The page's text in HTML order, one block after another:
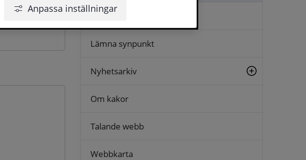
Anpassa inställningar
Logga in
Lämna synpunkt
Nyhetsarkiv
Om kakor
Talande webb
Webbkarta